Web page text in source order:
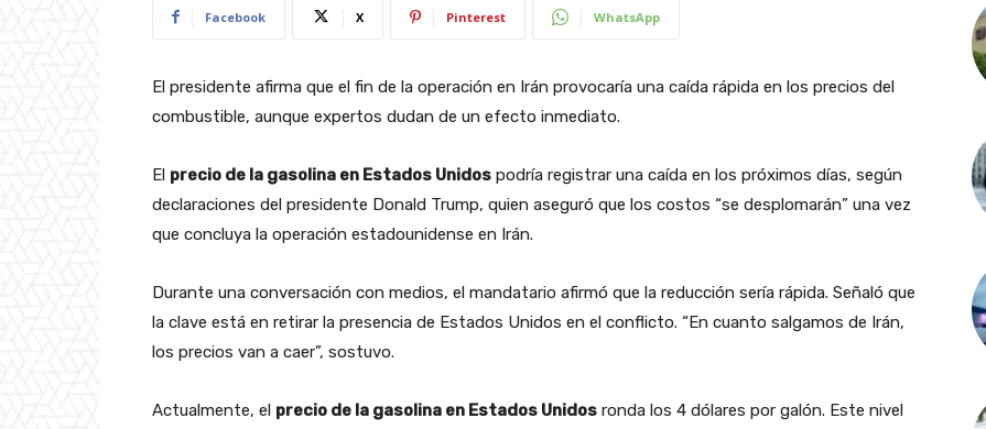
Facebook X Pinterest WhatsApp
El presidente afirma que el fin de la operación en Irán provocaría una caída rápida en los precios del
combustible, aunque expertos dudan de un efecto inmediato.
El precio de la gasolina en Estados Unidos podría registrar una caída en los próximos días, según
declaraciones del presidente Donald Trump, quien aseguró que los costos “se desplomarán” una vez
que concluya la operación estadounidense en Irán.
Durante una conversación con medios, el mandatario afirmó que la reducción sería rápida. Señaló que
la clave está en retirar la presencia de Estados Unidos en el conflicto. “En cuanto salgamos de Irán,
los precios van a caer”, sostuvo.
Actualmente, el precio de la gasolina en Estados Unidos ronda los 4 dólares por galón. Este nivel